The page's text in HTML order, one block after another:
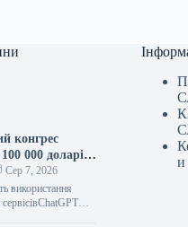
конгрес
000 доларів
Сер 7, 2026
використання
и